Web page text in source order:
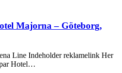
Majorna – Göteborg,
Line Indeholder reklamelink Her
Hotel…